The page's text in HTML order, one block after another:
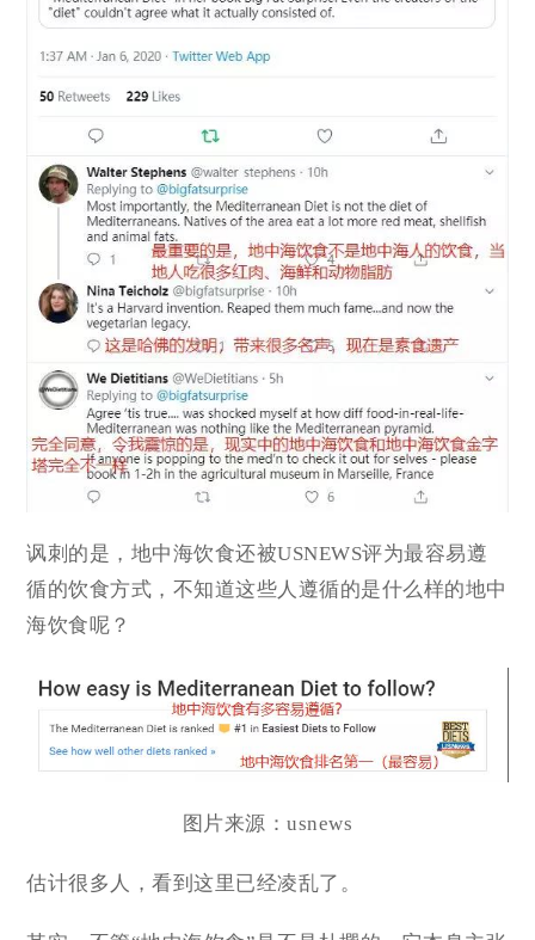
讽刺的是，地中海饮食还被USNEWS评为最容易遵
循的饮食方式，不知道这些人遵循的是什么样的地中
海饮食呢？
图片来源：usnews
估计很多人，看到这里已经凌乱了。